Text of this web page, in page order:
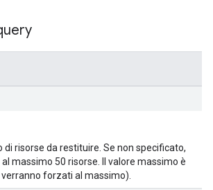
di risorse da restituire. Se non specificato,
massimo 50 risorse. Il valore massimo è
forzati al massimo).